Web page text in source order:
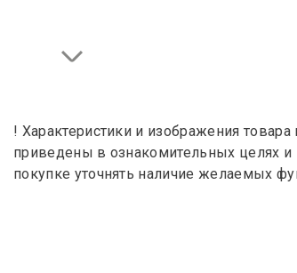
! Характеристики и изображения
приведены в ознакомительных целях и
покупке уточнять наличие желаемых